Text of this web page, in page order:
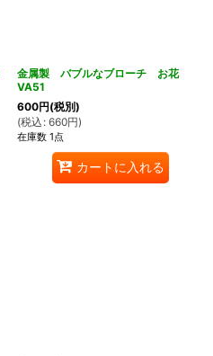
金属製 バブルなブローチ お花
VA51
600円(税別)
(税込 : 660円)
在庫数 1点
カートに入れる